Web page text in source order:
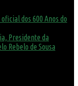
dos 600 Anos do
Presidente da
Rebelo de Sousa